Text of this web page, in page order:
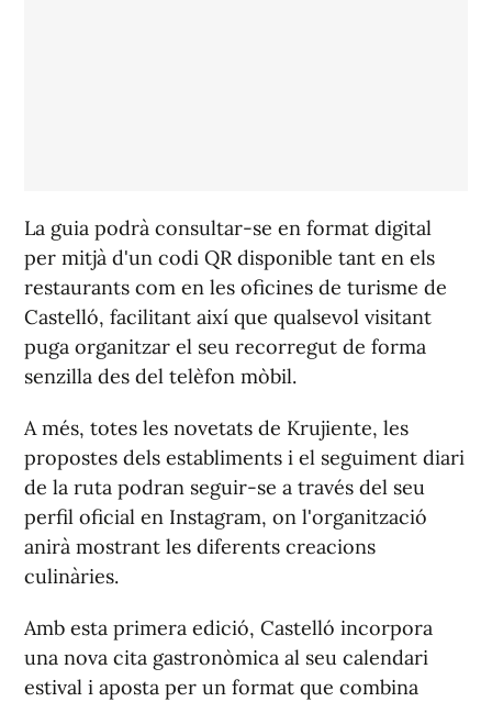
La guia podrà consultar-se en format digital
per mitjà d'un codi QR disponible tant en els
restaurants com en les oficines de turisme de
Castelló, facilitant així que qualsevol visitant
puga organitzar el seu recorregut de forma
senzilla des del telèfon mòbil.
A més, totes les novetats de Krujiente, les
propostes dels establiments i el seguiment diari
de la ruta podran seguir-se a través del seu
perfil oficial en Instagram, on l'organització
anirà mostrant les diferents creacions
culinàries.
Amb esta primera edició, Castelló incorpora
una nova cita gastronòmica al seu calendari
estival i aposta per un format que combina